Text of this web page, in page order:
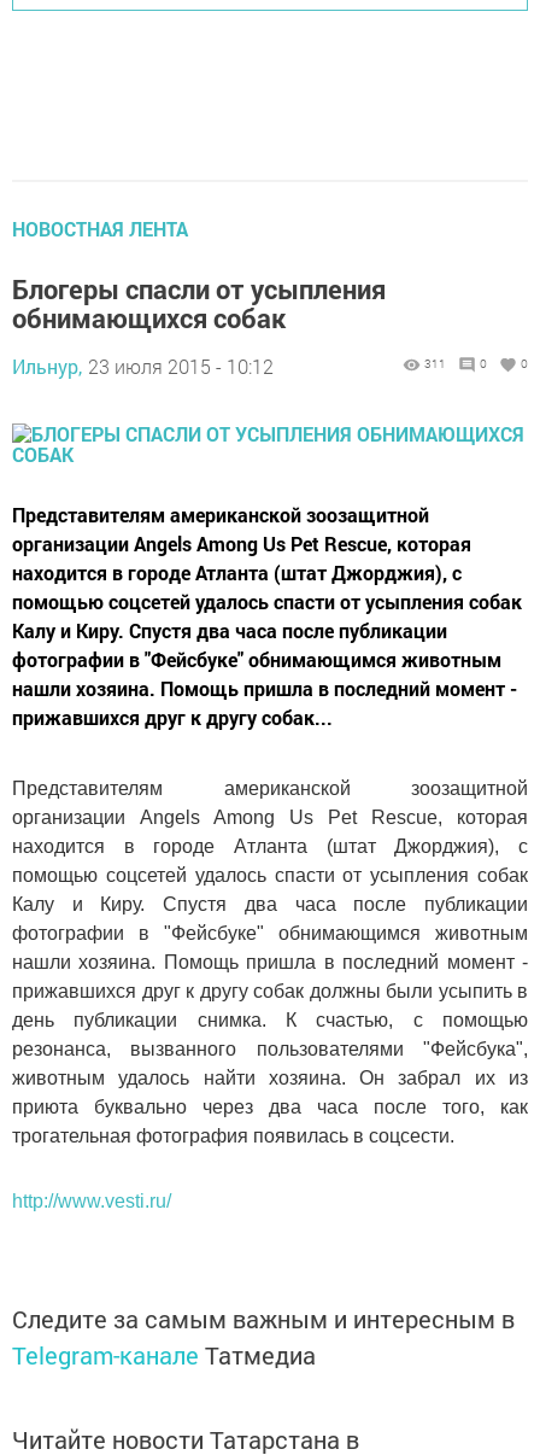
НОВОСТНАЯ ЛЕНТА
Блогеры спасли от усыпления
обнимающихся собак
Ильнур, 23 июля 2015 - 10:12 311 0 0
Представителям американской зоозащитной
организации Angels Among Us Pet Rescue, которая
находится в городе Атланта (штат Джорджия), с
помощью соцсетей удалось спасти от усыпления собак
Калу и Киру. Спустя два часа после публикации
фотографии в "Фейсбуке" обнимающимся животным
нашли хозяина. Помощь пришла в последний момент -
прижавшихся друг к другу собак...
Представителям американской зоозащитной
организации Angels Among Us Pet Rescue, которая
находится в городе Атланта (штат Джорджия), с
помощью соцсетей удалось спасти от усыпления собак
Калу и Киру. Спустя два часа после публикации
фотографии в "Фейсбуке" обнимающимся животным
нашли хозяина. Помощь пришла в последний момент -
прижавшихся друг к другу собак должны были усыпить в
день публикации снимка. К счастью, с помощью
резонанса, вызванного пользователями "Фейсбука",
животным удалось найти хозяина. Он забрал их из
приюта буквально через два часа после того, как
трогательная фотография появилась в соцсести.
http://www.vesti.ru/
Следите за самым важным и интересным в
Telegram-канале Татмедиа
Читайте новости Татарстана в